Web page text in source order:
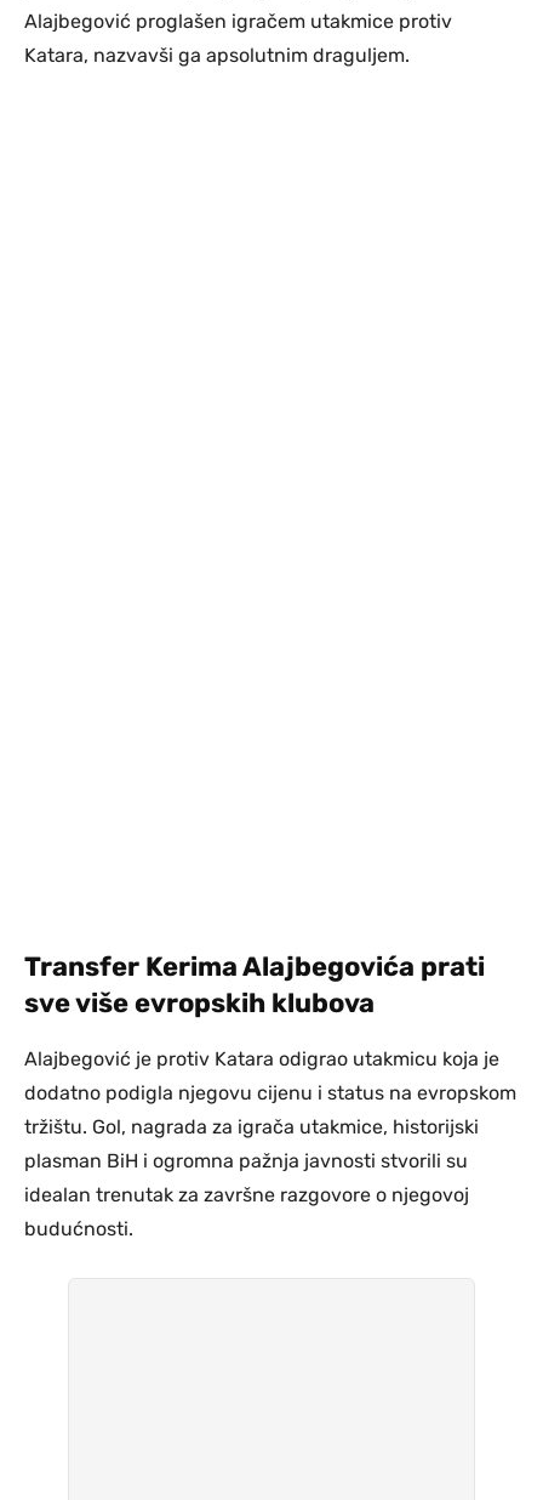
Alajbegović proglašen igračem utakmice protiv
Katara, nazvavši ga apsolutnim draguljem.
Transfer Kerima Alajbegovića prati
sve više evropskih klubova
Alajbegović je protiv Katara odigrao utakmicu koja je
dodatno podigla njegovu cijenu i status na evropskom
tržištu. Gol, nagrada za igrača utakmice, historijski
plasman BiH i ogromna pažnja javnosti stvorili su
idealan trenutak za završne razgovore o njegovoj
budućnosti.